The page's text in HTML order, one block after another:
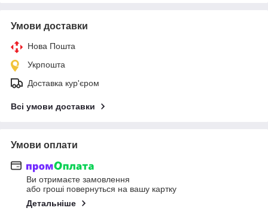
Умови доставки
Нова Пошта
Укрпошта
Доставка кур'єром
Всі умови доставки
Умови оплати
Ви отримаєте замовлення
або гроші повернуться на вашу картку
Детальніше